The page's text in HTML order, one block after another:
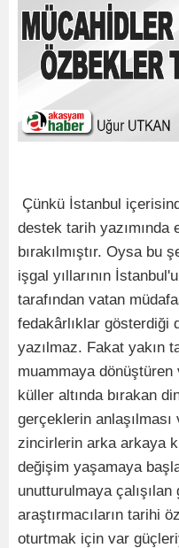
Çünkü İstanbul
destek tarih
bırakılmıştır. Oysa bu
işgal yıllarının
tarafından vatan
fedakârlıklar gösterdiği
yazılmaz. Fakat yakın
muammaya dönüştüren
küller altında bırakan
gerçeklerin anlaşılması
zincirlerin arka arkaya
değişim yaşamaya
unutturulmaya
araştırmacıların tarihi
oturtmak için var